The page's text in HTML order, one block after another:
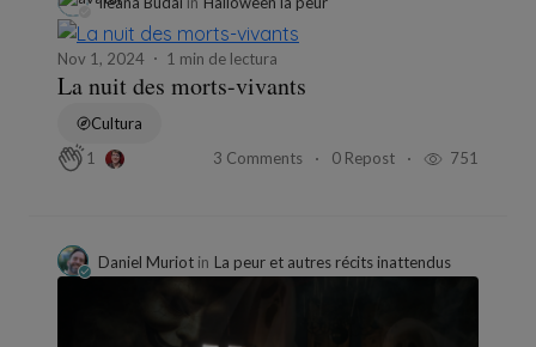
Nov 1, 2024 1 min de lectura
La nuit des morts-vivants
Cultura
1
3 Comments 0 Repost 751
Daniel Muriot in La peur et autres récits inattendus